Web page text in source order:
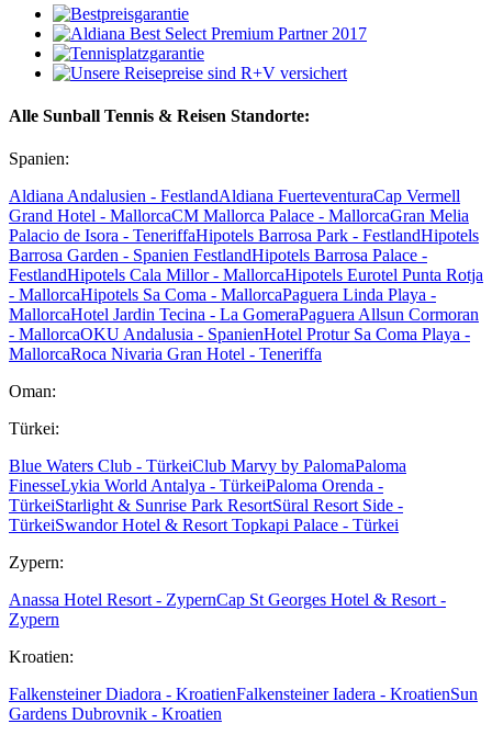
Alle Sunball Tennis & Reisen Standorte:
Spanien:
Aldiana Andalusien - FestlandAldiana FuerteventuraCap Vermell
Grand Hotel - MallorcaCM Mallorca Palace - MallorcaGran Melia
Palacio de Isora - TeneriffaHipotels Barrosa Park - FestlandHipotels
Barrosa Garden - Spanien FestlandHipotels Barrosa Palace -
FestlandHipotels Cala Millor - MallorcaHipotels Eurotel Punta Rotja
- MallorcaHipotels Sa Coma - MallorcaPaguera Linda Playa -
MallorcaHotel Jardin Tecina - La GomeraPaguera Allsun Cormoran
- MallorcaOKU Andalusia - SpanienHotel Protur Sa Coma Playa -
MallorcaRoca Nivaria Gran Hotel - Teneriffa
Oman:
Türkei:
Blue Waters Club - TürkeiClub Marvy by PalomaPaloma
FinesseLykia World Antalya - TürkeiPaloma Orenda -
TürkeiStarlight & Sunrise Park ResortSüral Resort Side -
TürkeiSwandor Hotel & Resort Topkapi Palace - Türkei
Zypern:
Anassa Hotel Resort - ZypernCap St Georges Hotel & Resort -
Zypern
Kroatien:
Falkensteiner Diadora - KroatienFalkensteiner Iadera - KroatienSun
Gardens Dubrovnik - Kroatien